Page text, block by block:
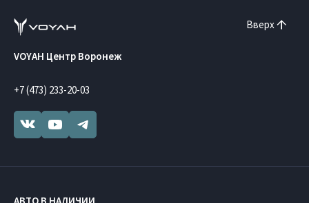
Вверх
VOYAH Центр Воронеж
+7 (473) 233-20-03